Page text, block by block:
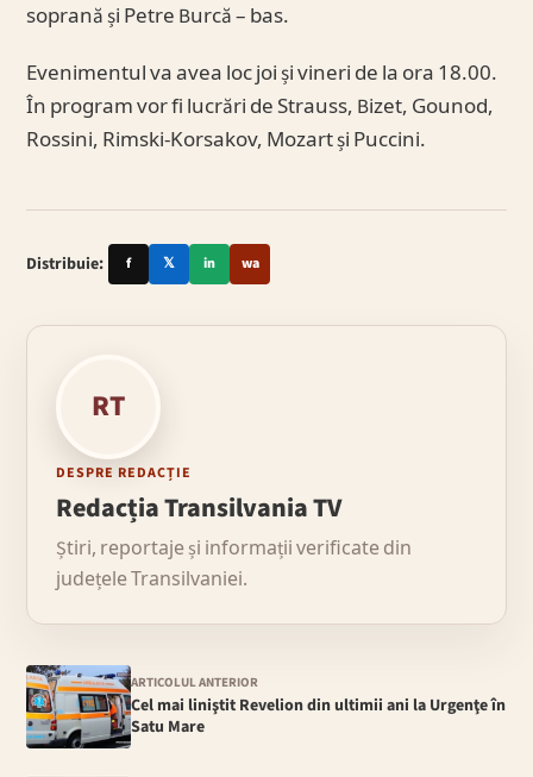
soprană și Petre Burcă – bas.
Evenimentul va avea loc joi și vineri de la ora 18.00.
În program vor fi lucrări de Strauss, Bizet, Gounod,
Rossini, Rimski-Korsakov, Mozart și Puccini.
Distribuie: f 𝕏 in wa
RT
DESPRE REDACȚIE
Redacția Transilvania TV
Știri, reportaje și informații verificate din
județele Transilvaniei.
ARTICOLUL ANTERIOR
Cel mai liniştit Revelion din ultimii ani la Urgenţe în
Satu Mare